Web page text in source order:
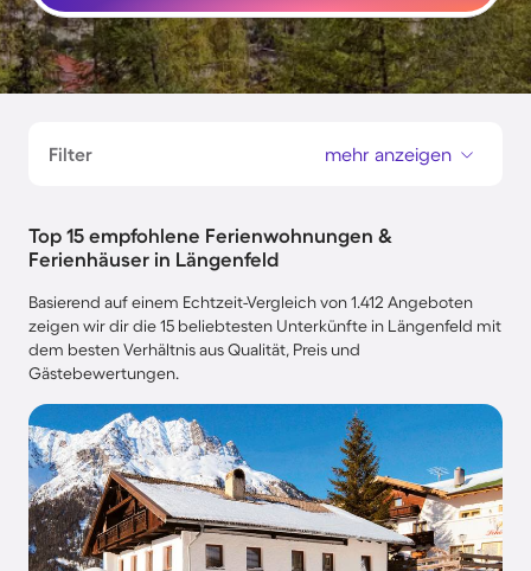
Filter mehr anzeigen
Top 15 empfohlene Ferienwohnungen &
Ferienhäuser in Längenfeld
Basierend auf einem Echtzeit-Vergleich von 1.412 Angeboten
zeigen wir dir die 15 beliebtesten Unterkünfte in Längenfeld mit
dem besten Verhältnis aus Qualität, Preis und
Gästebewertungen.